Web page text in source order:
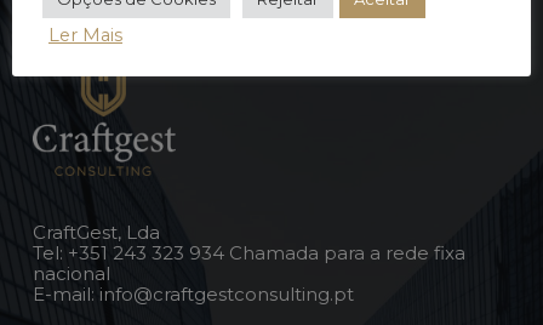
CraftGest, Lda
Tel: +351 243 323 934 Chamada para a rede fixa
nacional
E-mail: info@craftgestconsulting.pt
Ler Mais